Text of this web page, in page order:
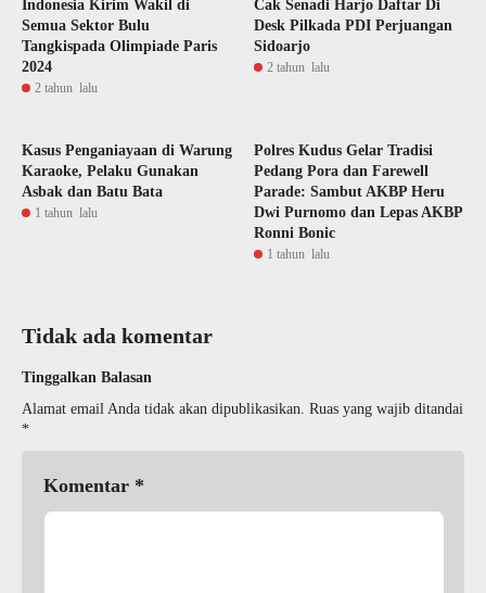
Indonesia Kirim Wakil di
Semua Sektor Bulu
Tangkispada Olimpiade Paris
2024
2 tahun lalu
Cak Senadi Harjo Daftar Di
Desk Pilkada PDI Perjuangan
Sidoarjo
2 tahun lalu
Kasus Penganiayaan di Warung
Karaoke, Pelaku Gunakan
Asbak dan Batu Bata
1 tahun lalu
Polres Kudus Gelar Tradisi
Pedang Pora dan Farewell
Parade: Sambut AKBP Heru
Dwi Purnomo dan Lepas AKBP
Ronni Bonic
1 tahun lalu
Tidak ada komentar
Tinggalkan Balasan
Alamat email Anda tidak akan dipublikasikan. Ruas yang wajib ditandai
*
Komentar *